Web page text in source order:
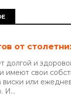
от
долгой и
имеют свои
или
И...